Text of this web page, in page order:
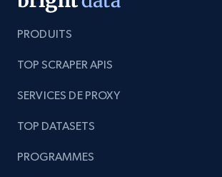
PRODUITS
TOP SCRAPER APIS
SERVICES DE PROXY
TOP DATASETS
PROGRAMMES